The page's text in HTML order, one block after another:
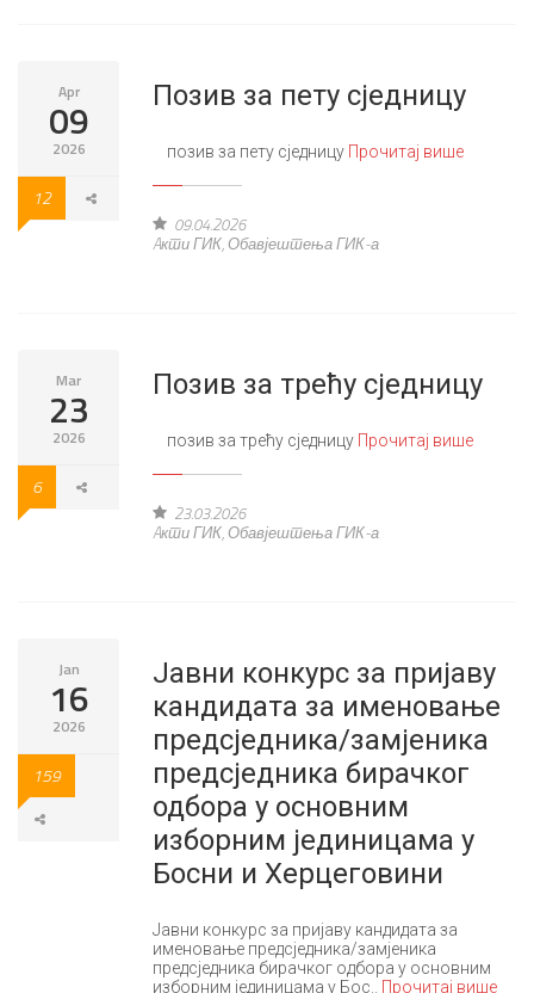
Apr
09
2026
12
Позив за пету сједницу
позив за пету сједницу Прочитај више
09.04.2026
Aкти ГИК,Обавјештења ГИК-а
Mar
23
2026
6
Позив за трећу сједницу
позив за трећу сједницу Прочитај више
23.03.2026
Aкти ГИК,Обавјештења ГИК-а
Jan
16
2026
159
Јавни конкурс за пријаву
кандидата за именовање
предсједника/замјеника
предсједника бирачког
одбора у основним
изборним јединицама у
Босни и Херцеговини
Јавни конкурс за пријаву кандидата за
именовање предсједника/замјеника
предсједника бирачког одбора у основним
изборним јединицама у Бос..
Прочитај више